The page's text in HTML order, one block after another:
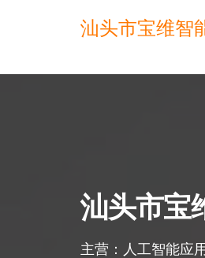
汕头市宝维智
汕头市宝
主营：人工智能应